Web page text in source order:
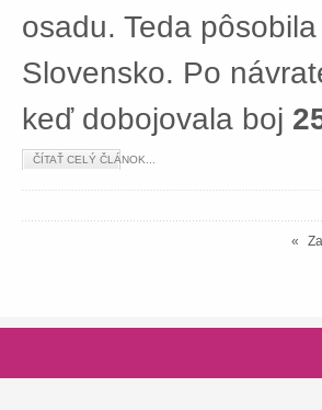
osadu. Teda
Slovensko. Po
keď dobojovala boj
ČÍTAŤ CELÝ ČLÁNOK...
«
Asociácia